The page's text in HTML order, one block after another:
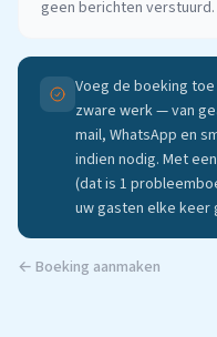
geen berichten verstuurd.
Voeg de boeking
zware werk — van
mail, WhatsApp en
indien nodig. Met
(dat is 1
uw gasten elke keer
← Boeking aanmaken